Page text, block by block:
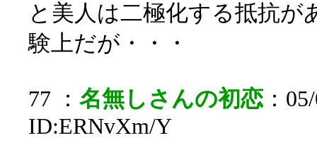
と美人は二極化する抵抗が
験上だが・・・
77 ： 名無しさんの初恋：
ID:ERNvXm/Y